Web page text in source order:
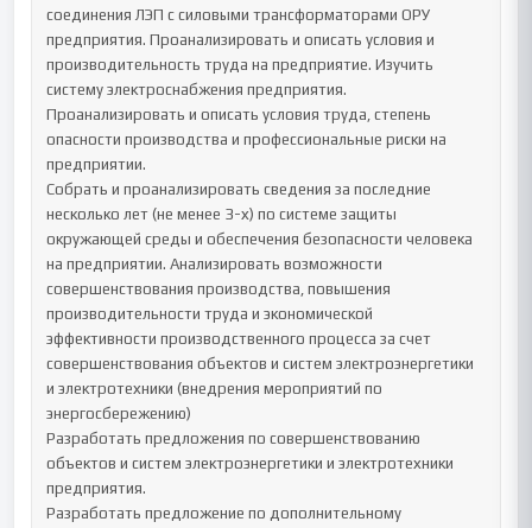
соединения ЛЭП с силовыми трансформаторами ОРУ
предприятия. Проанализировать и описать условия и
производительность труда на предприятие. Изучить
систему электроснабжения предприятия.
Проанализировать и описать условия труда, степень
опасности производства и профессиональные риски на
предприятии.
Собрать и проанализировать сведения за последние
несколько лет (не менее 3-х) по системе защиты
окружающей среды и обеспечения безопасности человека
на предприятии. Анализировать возможности
совершенствования производства, повышения
производительности труда и экономической
эффективности производственного процесса за счет
совершенствования объектов и систем электроэнергетики
и электротехники (внедрения мероприятий по
энергосбережению)
Разработать предложения по совершенствованию
объектов и систем электроэнергетики и электротехники
предприятия.
Разработать предложение по дополнительному